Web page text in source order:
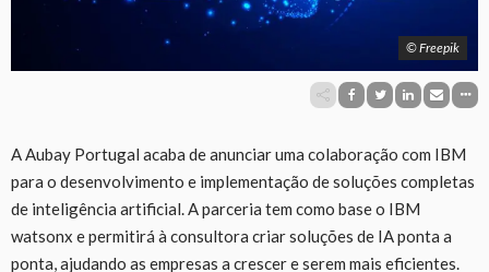
© Freepik
A Aubay Portugal acaba de anunciar uma colaboração com IBM
para o desenvolvimento e implementação de soluções completas
de inteligência artificial. A parceria tem como base o IBM
watsonx e permitirá à consultora criar soluções de IA ponta a
ponta, ajudando as empresas a crescer e serem mais eficientes.